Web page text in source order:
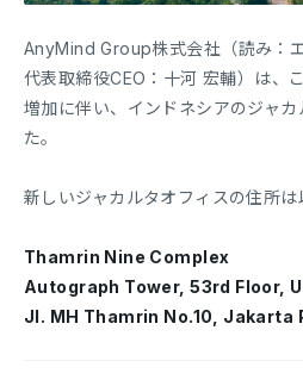
AnyMind Group株式会社（読み：
代表取締役CEO：十河 宏輔）は、
増加に伴い、インドネシアのジャ
た。
新しいジャカルタオフィスの住所は
Thamrin Nine Complex
Autograph Tower, 53rd Floor,
Jl. MH Thamrin No.10, Jakarta